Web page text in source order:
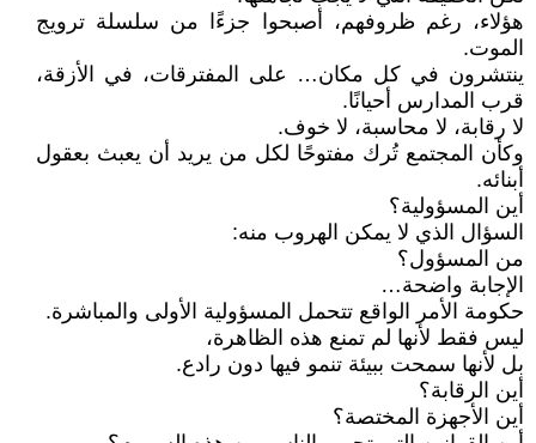
هؤلاء، رغم ظروفهم، أصبحوا جزءًا من سلسلة ترويج
الموت.
ينتشرون في كل مكان… على المفترقات، في الأزقة،
قرب المدارس أحيانًا.
لا رقابة، لا محاسبة، لا خوف.
وكأن المجتمع تُرك مفتوحًا لكل من يريد أن يعبث بعقول
أبنائه.
أين المسؤولية؟
السؤال الذي لا يمكن الهروب منه:
من المسؤول؟
الإجابة واضحة…
حكومة الأمر الواقع تتحمل المسؤولية الأولى والمباشرة.
ليس فقط لأنها لم تمنع هذه الظاهرة،
بل لأنها سمحت ببيئة تنمو فيها دون رادع.
أين الرقابة؟
أين الأجهزة المختصة؟